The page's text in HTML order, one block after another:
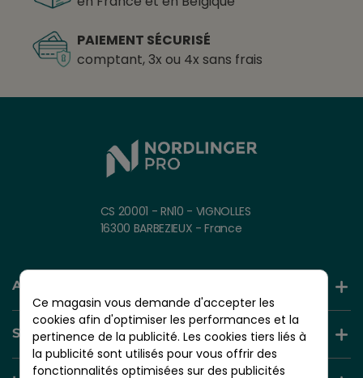
PAIEMENT SÉCURISÉ
comptant, 3x ou 4x sans frais
CS 20001 - RN10 - VIGNOLLES
16300 BARBEZIEUX - France
AIDE ET INFORMATION
SERVICES +
Ce magasin vous demande d'accepter les
cookies afin d'optimiser les performances et la
pertinence de la publicité. Les cookies tiers liés à
la publicité sont utilisés pour vous offrir des
fonctionnalités optimisées sur des publicités